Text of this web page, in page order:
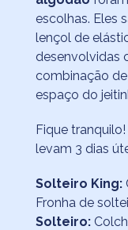
escolhas. Eles
lençol de
desenvolvidas
combinação
espaço do
Fique
levam 3 dias
Solteiro King:
Fronha de
Solteiro: